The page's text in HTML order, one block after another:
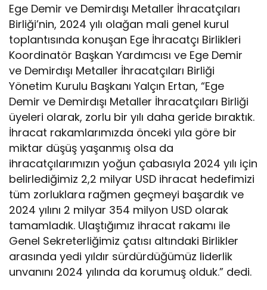
Ege Demir ve Demirdışı Metaller İhracatçıları
Birliği’nin, 2024 yılı olağan mali genel kurul
toplantısında konuşan Ege İhracatçı Birlikleri
Koordinatör Başkan Yardımcısı ve Ege Demir
ve Demirdışı Metaller İhracatçıları Birliği
Yönetim Kurulu Başkanı Yalçın Ertan, “Ege
Demir ve Demirdışı Metaller İhracatçıları Birliği
üyeleri olarak, zorlu bir yılı daha geride bıraktık.
İhracat rakamlarımızda önceki yıla göre bir
miktar düşüş yaşanmış olsa da
ihracatçılarımızın yoğun çabasıyla 2024 yılı için
belirlediğimiz 2,2 milyar USD ihracat hedefimizi
tüm zorluklara rağmen geçmeyi başardık ve
2024 yılını 2 milyar 354 milyon USD olarak
tamamladık. Ulaştığımız ihracat rakamı ile
Genel Sekreterliğimiz çatısı altındaki Birlikler
arasında yedi yıldır sürdürdüğümüz liderlik
unvanını 2024 yılında da korumuş olduk.” dedi.